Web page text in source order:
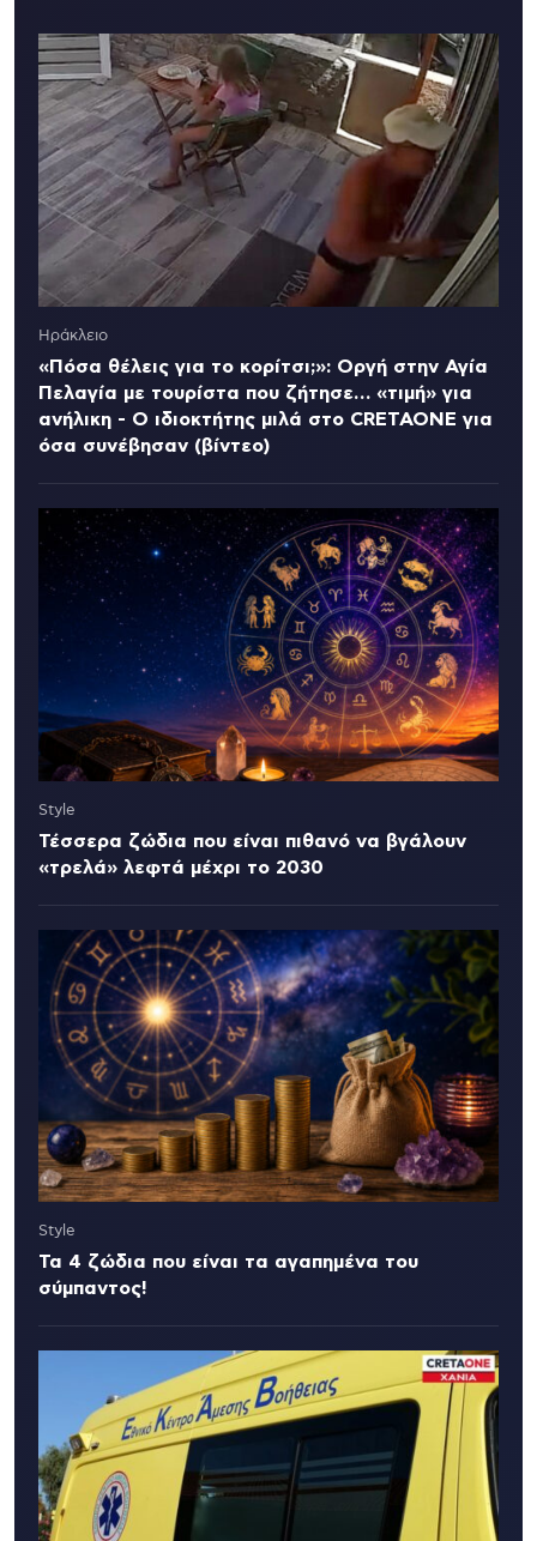
Ηράκλειο
«Πόσα θέλεις για το κορίτσι;»: Οργή στην Αγία
Πελαγία με τουρίστα που ζήτησε… «τιμή» για
ανήλικη - Ο ιδιοκτήτης μιλά στο CRETAONE για
όσα συνέβησαν (βίντεο)
Style
Τέσσερα ζώδια που είναι πιθανό να βγάλουν
«τρελά» λεφτά μέχρι το 2030
Style
Τα 4 ζώδια που είναι τα αγαπημένα του
σύμπαντος!